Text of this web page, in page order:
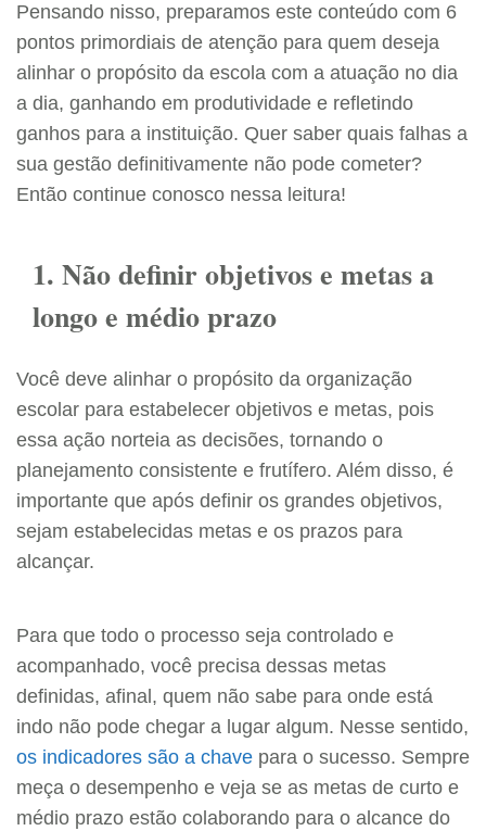
Pensando nisso, preparamos este conteúdo com 6
pontos primordiais de atenção para quem deseja
alinhar o propósito da escola com a atuação no dia
a dia, ganhando em produtividade e refletindo
ganhos para a instituição. Quer saber quais falhas a
sua gestão definitivamente não pode cometer?
Então continue conosco nessa leitura!
1. Não definir objetivos e metas a
longo e médio prazo
Você deve alinhar o propósito da organização
escolar para estabelecer objetivos e metas, pois
essa ação norteia as decisões, tornando o
planejamento consistente e frutífero. Além disso, é
importante que após definir os grandes objetivos,
sejam estabelecidas metas e os prazos para
alcançar.
Para que todo o processo seja controlado e
acompanhado, você precisa dessas metas
definidas, afinal, quem não sabe para onde está
indo não pode chegar a lugar algum. Nesse sentido,
os indicadores são a chave para o sucesso. Sempre
meça o desempenho e veja se as metas de curto e
médio prazo estão colaborando para o alcance do